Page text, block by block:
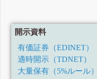
開示資料
有価証券（EDINET）
適時開示（TDNET）
大量保有（5%ルール）